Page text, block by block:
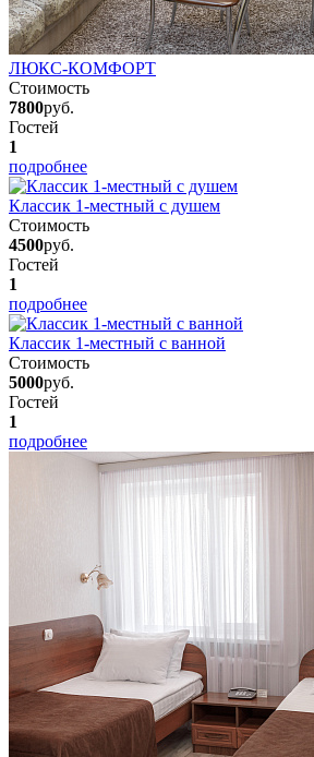
ЛЮКС-КОМФОРТ
Стоимость
7800руб.
Гостей
1
подробнее
Классик 1-местный с душем
Стоимость
4500руб.
Гостей
1
подробнее
Классик 1-местный с ванной
Стоимость
5000руб.
Гостей
1
подробнее